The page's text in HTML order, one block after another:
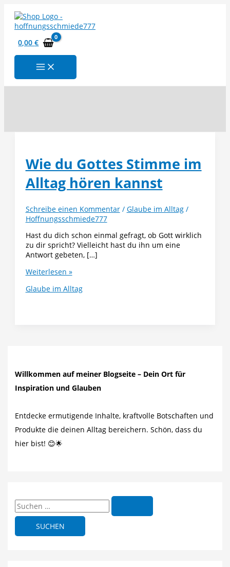
Inhalt
springen
0,00€
Wie du Gottes Stimme im
Alltag hören kannst
Schreibe einen Kommentar / Glaube im Alltag/
Hoffnungsschmiede777
Hast du dich schon einmal gefragt, ob Gott wirklich
zu dir spricht? Vielleicht hast du ihn um eine
Antwort gebeten, […]
Wie
Gottes
Weiterlesen »
Glaube im Alltag
Willkommen auf meiner Blogseite – Dein Ort für
Inspiration und Glauben
Entdecke ermutigende Inhalte, kraftvolle Botschaften und
Produkte die deinen Alltag bereichern. Schön, dass du
hier bist! 😊🌟
S
u